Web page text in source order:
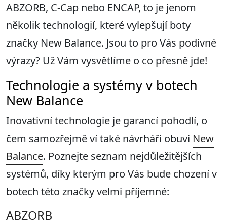
ABZORB, C-Cap nebo ENCAP, to je jenom
několik technologií, které vylepšují boty
značky New Balance. Jsou to pro Vás podivné
výrazy? Už Vám vysvětlíme o co přesně jde!
Technologie a systémy v botech
New Balance
Inovativní technologie je garancí pohodlí, o
čem samozřejmě ví také návrháři obuvi New
Balance. Poznejte seznam nejdůležitějších
systémů, díky kterým pro Vás bude chození v
botech této značky velmi příjemné:
ABZORB